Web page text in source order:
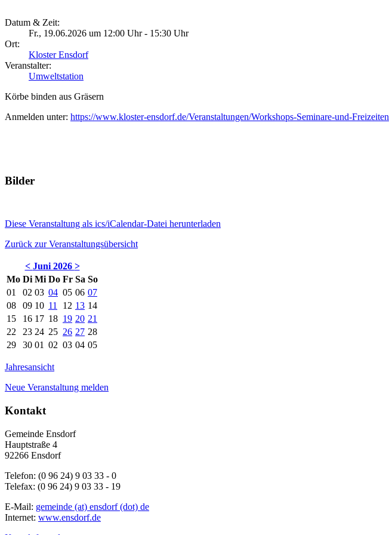
Datum & Zeit:
Fr., 19.06.2026 um 12:00 Uhr - 15:30 Uhr
Ort:
Kloster Ensdorf
Veranstalter:
Umweltstation
Körbe binden aus Gräsern
Anmelden unter: https://www.kloster-ensdorf.de/Veranstaltungen/Workshops-Seminare-und-Freizeiten
Bilder
Diese Veranstaltung als ics/iCalendar-Datei herunterladen
Zurück zur Veranstaltungsübersicht
< Juni 2026 >
Mo Di Mi Do Fr Sa So
01
02 03 04 05 06 07
08
09 10 11 12 13 14
15
16 17 18 19 20 21
22
23 24 25 26 27 28
29
30 01 02 03 04 05
Jahresansicht
Neue Veranstaltung melden
Kontakt
Gemeinde Ensdorf
Hauptstraße 4
92266 Ensdorf
Telefon: (0 96 24) 9 03 33 - 0
Telefax: (0 96 24) 9 03 33 - 19
E-Mail: gemeinde (at) ensdorf (dot) de
Internet: www.ensdorf.de